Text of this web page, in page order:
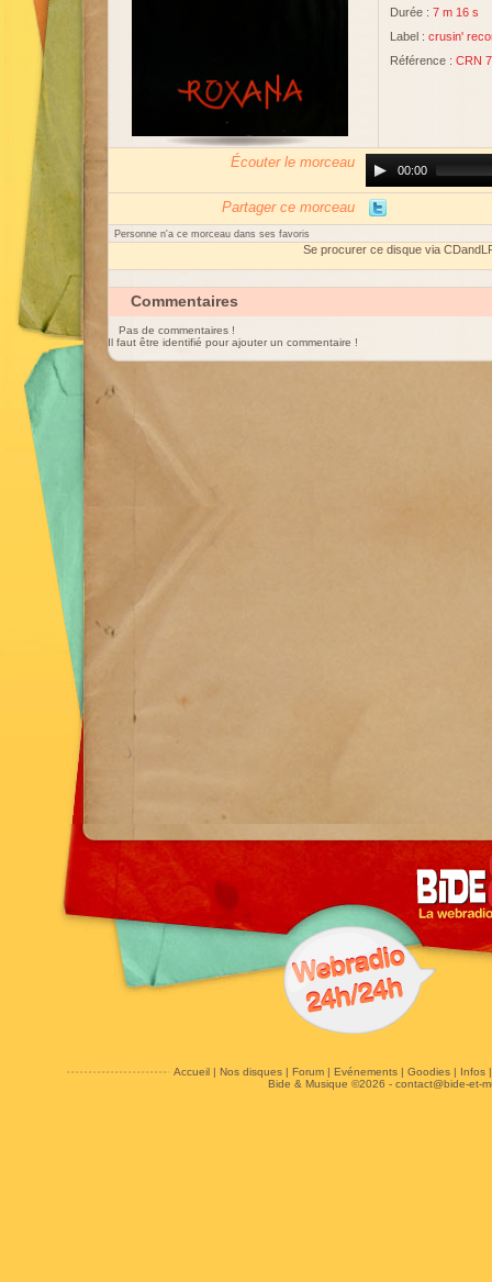
Durée : 7 m 16 s
Label : crusin'
Référence : CRN
Écouter le morceau
Player00:00
Partager ce morceau
Personne n'a ce morceau dans ses favoris
Se procurer ce disque via
Commentaires
Pas de commentaires !
Il faut être identifié pour ajouter un commentaire !
Accueil| Nos disques| Forum| Evénements| Goodies| Infos
Bide & Musique ©2026 - contact@bide-et-